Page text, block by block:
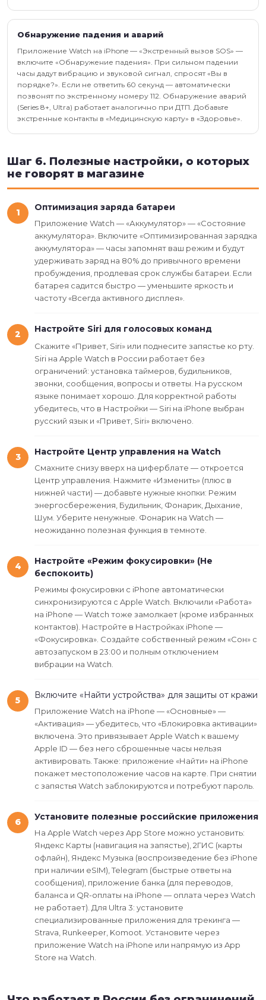
Обнаружение падения и аварий
Приложение Watch на iPhone — «Экстренный вызов SOS» —
включите «Обнаружение падения». При сильном падении
часы дадут вибрацию и звуковой сигнал, спросят «Вы в
порядке?». Если не ответить 60 секунд — автоматически
позвонят по экстренному номеру 112. Обнаружение аварий
(Series 8+, Ultra) работает аналогично при ДТП. Добавьте
экстренные контакты в «Медицинскую карту» в «Здоровье».
Шаг 6. Полезные настройки, о которых
не говорят в магазине
1
Оптимизация заряда батареи
Приложение Watch — «Аккумулятор» — «Состояние
аккумулятора». Включите «Оптимизированная зарядка
аккумулятора» — часы запомнят ваш режим и будут
удерживать заряд на 80% до привычного времени
пробуждения, продлевая срок службы батареи. Если
батарея садится быстро — уменьшите яркость и
частоту «Всегда активного дисплея».
2
Настройте Siri для голосовых команд
Скажите «Привет, Siri» или поднесите запястье ко рту.
Siri на Apple Watch в России работает без
ограничений: установка таймеров, будильников,
звонки, сообщения, вопросы и ответы. На русском
языке понимает хорошо. Для корректной работы
убедитесь, что в Настройки — Siri на iPhone выбран
русский язык и «Привет, Siri» включено.
3
Настройте Центр управления на Watch
Смахните снизу вверх на циферблате — откроется
Центр управления. Нажмите «Изменить» (плюс в
нижней части) — добавьте нужные кнопки: Режим
энергосбережения, Будильник, Фонарик, Дыхание,
Шум. Уберите ненужные. Фонарик на Watch —
неожиданно полезная функция в темноте.
4
Настройте «Режим фокусировки» (Не
беспокоить)
Режимы фокусировки с iPhone автоматически
синхронизируются с Apple Watch. Включили «Работа»
на iPhone — Watch тоже замолкает (кроме избранных
контактов). Настройте в Настройках iPhone —
«Фокусировка». Создайте собственный режим «Сон» с
автозапуском в 23:00 и полным отключением
вибрации на Watch.
5
Включите «Найти устройства» для защиты от кражи
Приложение Watch на iPhone — «Основные» —
«Активация» — убедитесь, что «Блокировка активации»
включена. Это привязывает Apple Watch к вашему
Apple ID — без него сброшенные часы нельзя
активировать. Также: приложение «Найти» на iPhone
покажет местоположение часов на карте. При снятии
с запястья Watch заблокируются и потребуют пароль.
6
Установите полезные российские приложения
На Apple Watch через App Store можно установить:
Яндекс Карты (навигация на запястье), 2ГИС (карты
офлайн), Яндекс Музыка (воспроизведение без iPhone
при наличии eSIM), Telegram (быстрые ответы на
сообщения), приложение банка (для переводов,
баланса и QR-оплаты на iPhone — оплата через Watch
не работает). Для Ultra 3: установите
специализированные приложения для трекинга —
Strava, Runkeeper, Komoot. Установите через
приложение Watch на iPhone или напрямую из App
Store на Watch.